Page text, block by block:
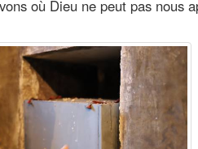
où Dieu ne peut pas nous